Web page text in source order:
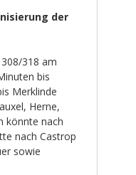
der
318 am
bis
Merklinde
Herne,
könnte nach
nach Castrop
sowie